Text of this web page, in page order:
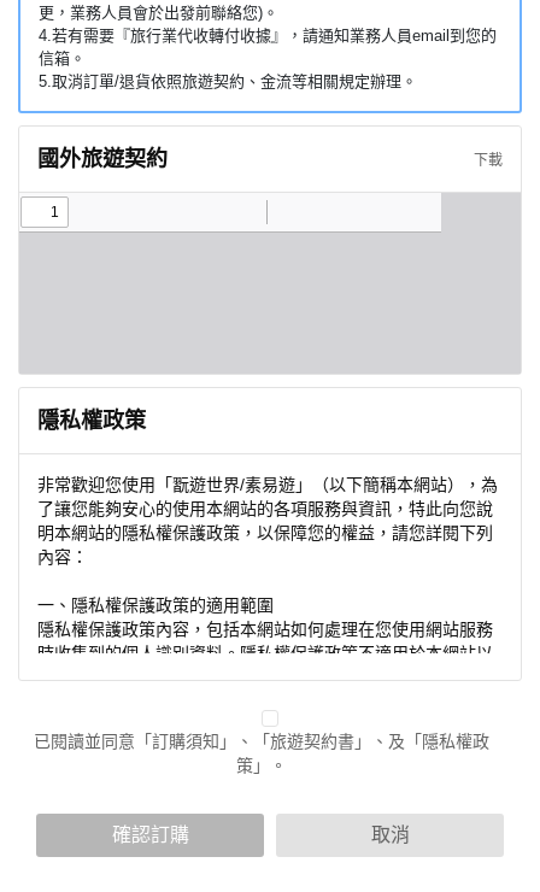
更，業務人員會於出發前聯絡您)。
4.若有需要『旅行業代收轉付收據』，請通知業務人員email到您的
信箱。
5.取消訂單/退貨依照旅遊契約、金流等相關規定辦理。
國外旅遊契約 下載
隱私權政策
非常歡迎您使用「翫遊世界/素易遊」（以下簡稱本網站），為
了讓您能夠安心的使用本網站的各項服務與資訊，特此向您說
明本網站的隱私權保護政策，以保障您的權益，請您詳閱下列
內容：
一、隱私權保護政策的適用範圍
隱私權保護政策內容，包括本網站如何處理在您使用網站服務
時收集到的個人識別資料。隱私權保護政策不適用於本網站以
外的相關連結網站，也不適用於非本網站所委託或參與管理的
二、個人資料的蒐集、處理及利用方式
當您造訪本網站或使用本網站所提供之功能服務時，我們將視
範圍內處理及利用您的個人資料；非經您書面同意，本網站不
會將個人資料用於其他用途。
已閱讀並同意「訂購須知」、「旅遊契約書」、及「隱私權政
策」。
確認訂購 取消